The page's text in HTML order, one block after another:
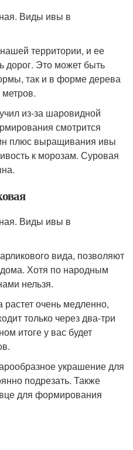
территории, и ее
дорог. Это может быть
так и в форме дерева
из-за шаровидной
смотрится
плюс выращивания ивы
к морозам. Суровая
вида, позволяют
дома. Хотя по народным
нельзя.
очень медленно,
только через два-три
итоге у вас будет
украшение для
подрезать. Также
для формирования